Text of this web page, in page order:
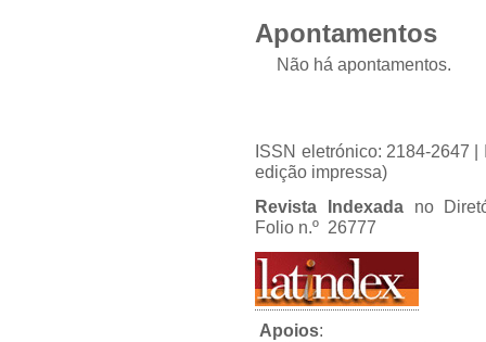
Apontamentos
Não há apontamentos.
ISSN eletrónico: 2184-2647
edição impressa)
Revista Indexadano
Folio n.º 26777
Apoios: